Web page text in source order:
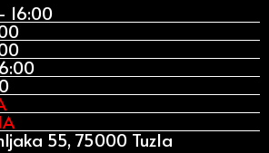
16:00
55, 75000 Tuzla